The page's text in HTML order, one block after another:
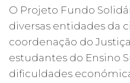
O Projeto Fundo
diversas entidades da
coordenação do
estudantes do Ensino
dificuldades